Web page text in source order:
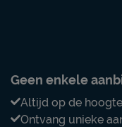
Geen enkele
Altijd op de
Ontvang unieke